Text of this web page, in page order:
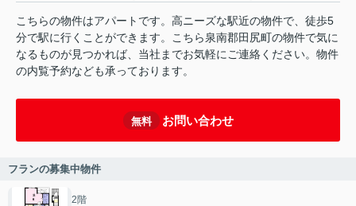
こちらの物件はアパートです。高ニーズな駅近の物件で、徒歩5
分で駅に行くことができます。こちら泉南郡田尻町の物件で気に
なるものが見つかれば、当社までお気軽にご連絡ください。物件
の内覧予約なども承っております。
無料 お問い合わせ
フランの募集中物件
2階